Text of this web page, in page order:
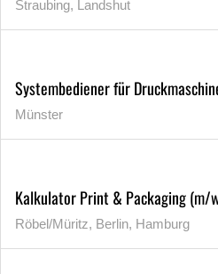
Straubing, Landshut
Systembediener für
Münster
Kalkulator Print & Packaging (m/
Röbel/Müritz, Berlin, Hamburg